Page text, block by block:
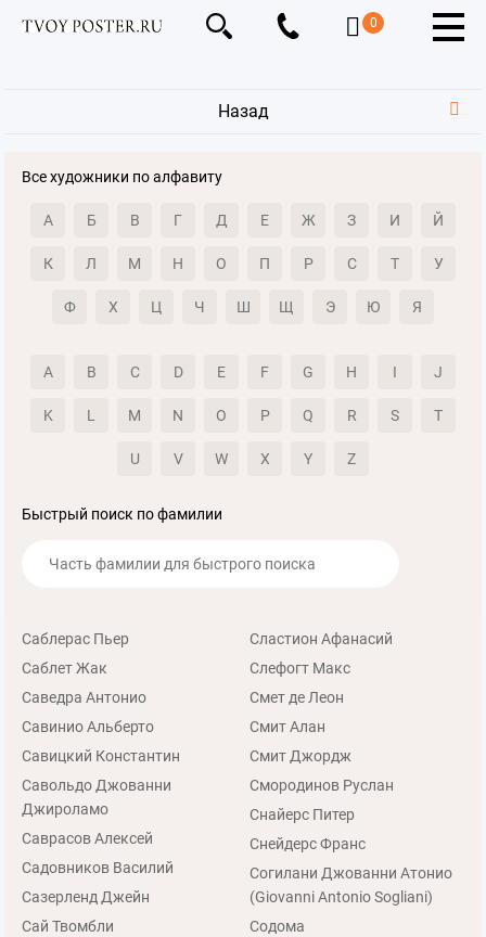
0
Назад
Все художники по алфавиту
А Б В Г Д Е Ж З И Й
К Л М Н О П Р С Т У
Ф Х Ц Ч Ш Щ Э Ю Я
A B C D E F G H I J
K L M N O P Q R S T
U V W X Y Z
Быстрый поиск по фамилии
Саблерас Пьер
Саблет Жак
Саведра Антонио
Савинио Альберто
Савицкий Константин
Савольдо Джованни
Джироламо
Саврасов Алексей
Садовников Василий
Сазерленд Джейн
Сай Твомбли
Сластион Афанасий
Слефогт Макс
Смет де Леон
Смит Алан
Смит Джордж
Смородинов Руслан
Снайерс Питер
Снейдерс Франс
Согилани Джованни Атонио
(Giovanni Antonio Sogliani)
Содома